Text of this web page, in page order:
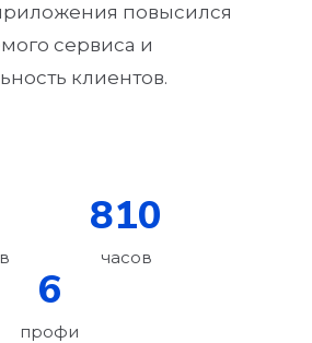
повысился
сервиса и
клиентов.
810
часов
6
профи